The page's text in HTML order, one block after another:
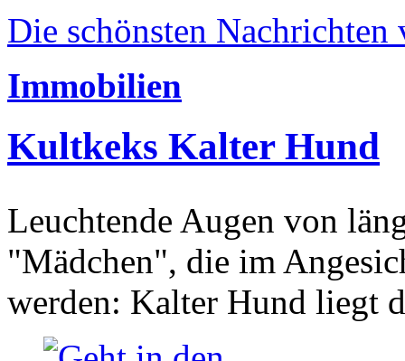
Die schönsten Nachrichten
Immobilien
Kultkeks Kalter Hund
Leuchtende Augen von
"Mädchen", die im
werden: Kalter Hund liegt